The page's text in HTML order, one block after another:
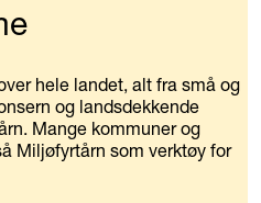
hele landet, alt fra små og
og landsdekkende
Mange kommuner og
Miljøfyrtårn som verktøy for